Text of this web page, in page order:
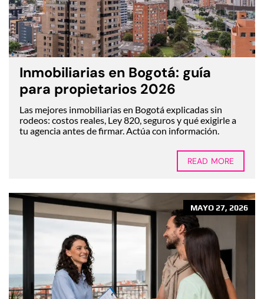
Inmobiliarias en Bogotá: guía
para propietarios 2026
Las mejores inmobiliarias en Bogotá explicadas sin
rodeos: costos reales, Ley 820, seguros y qué exigirle a
tu agencia antes de firmar. Actúa con información.
READ MORE
MAYO 27, 2026